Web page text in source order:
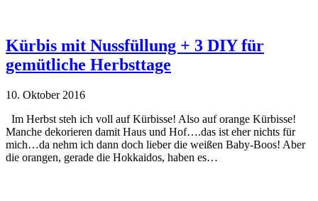
Kürbis mit Nussfüllung + 3 DIY für
gemütliche Herbsttage
10. Oktober 2016
Im Herbst steh ich voll auf Kürbisse! Also auf orange Kürbisse!
Manche dekorieren damit Haus und Hof….das ist eher nichts für
mich…da nehm ich dann doch lieber die weißen Baby-Boos! Aber
die orangen, gerade die Hokkaidos, haben es…